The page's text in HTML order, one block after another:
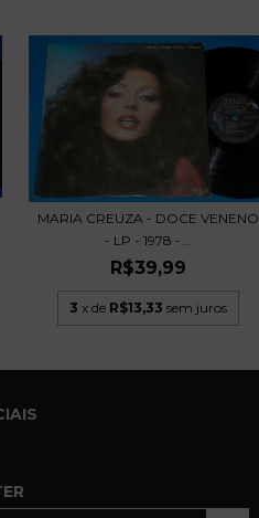
MARIA CREUZA - DOCE VENENO
- LP - 1978 -...
R$39,99
3 x de R$13,33 sem juros